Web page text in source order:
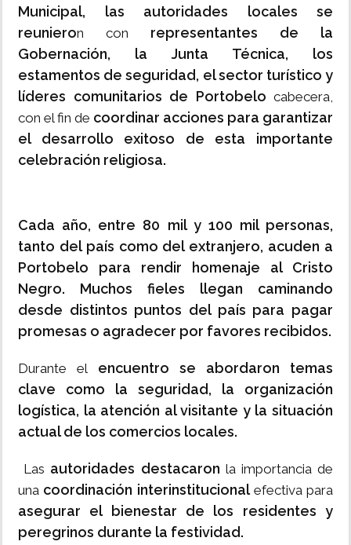
Municipal, las autoridades locales se
reunieron con representantes de la
Gobernación, la Junta Técnica, los
estamentos de seguridad, el sector turístico y
líderes comunitarios de Portobelo cabecera,
con el fin de coordinar acciones para garantizar
el desarrollo exitoso de esta importante
celebración religiosa.
Cada año, entre 80 mil y 100 mil personas,
tanto del país como del extranjero, acuden a
Portobelo para rendir homenaje al Cristo
Negro. Muchos fieles llegan caminando
desde distintos puntos del país para pagar
promesas o agradecer por favores recibidos.
Durante el encuentro se abordaron temas
clave como la seguridad, la organización
logística, la atención al visitante y la situación
actual de los comercios locales.
Las autoridades destacaron la importancia de
una coordinación interinstitucionalefectiva para
asegurar el bienestar de los residentes y
peregrinos durante la festividad.